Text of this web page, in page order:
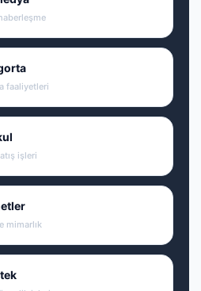
faaliyetleri
işleri
mimarlık